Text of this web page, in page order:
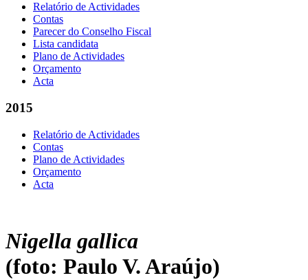
Relatório de Actividades
Contas
Parecer do Conselho Fiscal
Lista candidata
Plano de Actividades
Orçamento
Acta
2015
Relatório de Actividades
Contas
Plano de Actividades
Orçamento
Acta
Nigella gallica
(foto: Paulo V. Araújo)